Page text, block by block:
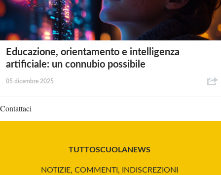
Educazione, orientamento e intelligenza
artificiale: un connubio possibile
05 dicembre 2025
Contattaci
TUTTOSCUOLANEWS
NOTIZIE, COMMENTI, INDISCREZIONI